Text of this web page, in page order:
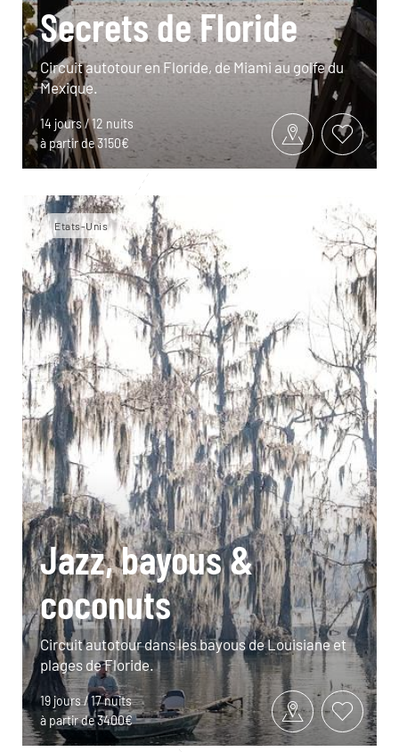
Secrets de Floride
Circuit autotour en Floride, de Miami au golfe du
Mexique.
14 jours / 12 nuits
à partir de 3150€
Etats-Unis
Jazz, bayous &
coconuts
Circuit autotour dans les bayous de Louisiane et
plages de Floride.
19 jours / 17 nuits
à partir de 3400€